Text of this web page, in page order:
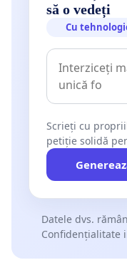
să o vedeți
Cu
Scrieți cu
petiție solidă
Datele dvs.
Confidențialitate